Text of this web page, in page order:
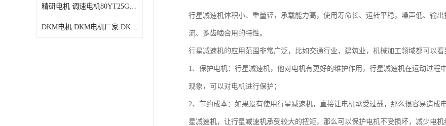
精研电机 调速电机80YT25GV22厂家现货批发价格
DKM电机 DKM电机厂家 DKM减速机现货批发价格
行星减速机体积小、重量轻，承载能力高，使用寿命长、运转平稳，噪声低、输
流、多齿啮合用的特性。
行星减速机的应用范围非常广泛，比如交通行业，建筑业，机械加工领域都可以看
1、保护电机：行星减速机，他对电机有更好的维护作用，行星减速机在运动过程
现象，可以对电机进行保护；
2、节约成本：如果没有使用行星减速机，直接让电机承受过载，那么很容易造成
星减速机，让行星减速机承受较大的扭矩，那么可以保护电机不受损坏，减少电